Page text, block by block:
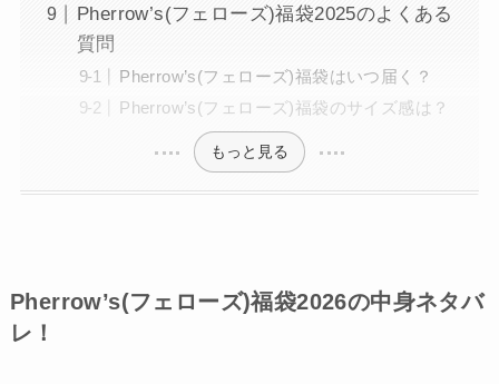
Pherrow’s(フェローズ)福袋2025のよくある
質問
Pherrow’s(フェローズ)福袋はいつ届く？
Pherrow’s(フェローズ)福袋のサイズ感は？
もっと見る
Pherrow’s(フェローズ)福袋2026の中身ネタバ
レ！